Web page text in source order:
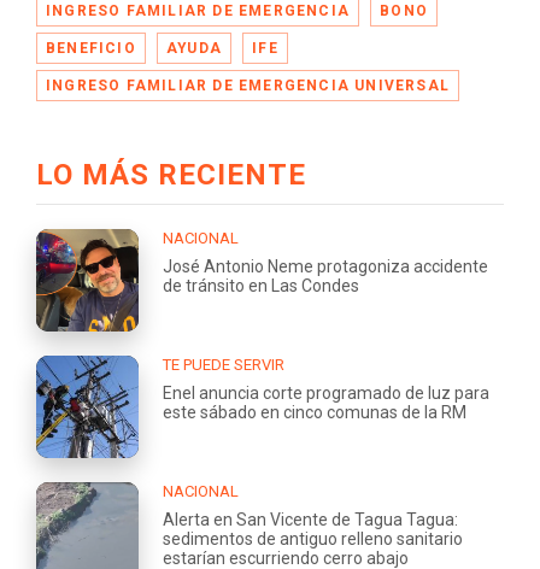
INGRESO FAMILIAR DE EMERGENCIA BONO
BENEFICIO AYUDA IFE
INGRESO FAMILIAR DE EMERGENCIA UNIVERSAL
LO MÁS RECIENTE
NACIONAL
José Antonio Neme protagoniza accidente
de tránsito en Las Condes
TE PUEDE SERVIR
Enel anuncia corte programado de luz para
este sábado en cinco comunas de la RM
NACIONAL
Alerta en San Vicente de Tagua Tagua:
sedimentos de antiguo relleno sanitario
estarían escurriendo cerro abajo